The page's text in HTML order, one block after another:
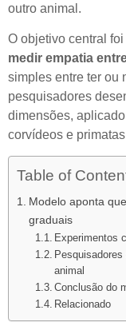
outro animal.
O objetivo central
medir empatia
simples entre ter ou
pesquisadores
dimensões,
corvídeos e
Table of
Modelo aponta
graduais
Experimentos
animal
Conclusão do
Relacionado